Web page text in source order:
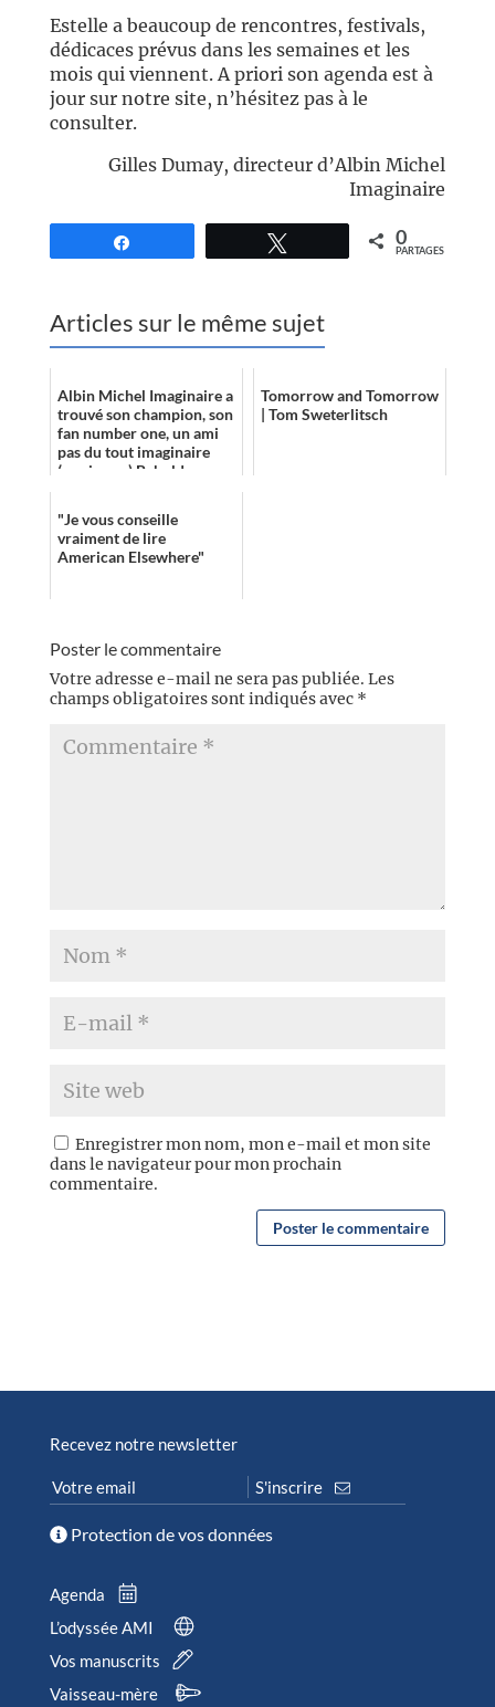
Estelle a beaucoup de rencontres, festivals,
dédicaces prévus dans les semaines et les
mois qui viennent. A priori son agenda est à
jour sur notre site, n’hésitez pas à le
consulter.
Gilles Dumay, directeur d’Albin Michel
Imaginaire
0
PARTAGES
Articles sur le même sujet
Albin Michel Imaginaire a
trouvé son champion, son
fan number one, un ami
pas du tout imaginaire
(quoique...) Behold
Tomorrow and Tomorrow
| Tom Sweterlitsch
"Je vous conseille
vraiment de lire
American Elsewhere"
Poster le commentaire
Votre adresse e-mail ne sera pas publiée. Les
champs obligatoires sont indiqués avec *
Enregistrer mon nom, mon e-mail et mon site
dans le navigateur pour mon prochain
commentaire.
Recevez notre newsletter
Protection de vos données
Agenda
L’odyssée AMI
Vos manuscrits
Vaisseau-mère